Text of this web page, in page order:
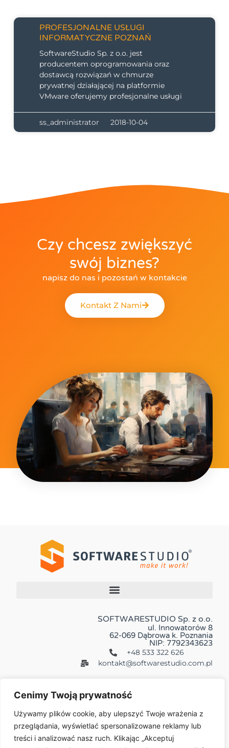
Cenimy Twoją prywatność
Używamy plików cookie, aby ulepszyć Twoje wrażenia z
przeglądania, wyświetlać spersonalizowane reklamy lub
treści i analizować nasz ruch. Klikając „Akceptuj
PROFESJONALNE USŁUGI
INFORMATYCZNE POZNAŃ
SoftwareStudio Sp. z o.o. jest
producentem oprogramowania oraz
dostawcą rozwiązań w chmurze
prywatnej działającej na platformie
VMware oferujemy profesjonalne usługi
ss_administrator 2018-10-04
Czy chcesz zwiększyć
swój biznes?
napisz do nas i pozostań w kontakcie
Kontakt Z Nami
SOFTWARESTUDIO Sp. z o.o.
ul. Innowatorów 8
62-069 Dąbrowa k. Poznania
NIP: 7792343623
+48 533 322 626
kontakt@softwarestudio.com.pl
Więcej: